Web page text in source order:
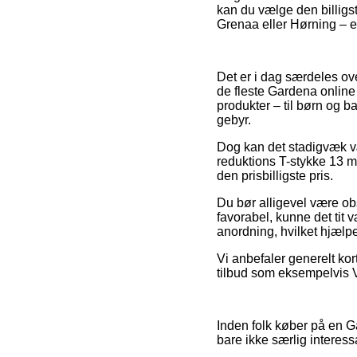
kan du vælge den
Grenaa eller Hørning –
Det er i dag særdeles
de fleste Gardena
produkter – til børn og
gebyr.
Dog kan det stadigvæk
reduktions T-stykke 13
den prisbilligste pris.
Du bør alligevel være
favorabel, kunne det tit
anordning, hvilket
Vi anbefaler generelt
tilbud som eksempelvis
Inden folk køber på en
bare ikke særlig